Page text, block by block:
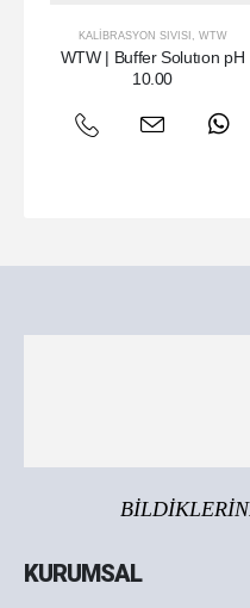
KALIBRASYON SIVISI , WTW
WTW | Buffer Solutıon pH
10.00
KURUMSAL